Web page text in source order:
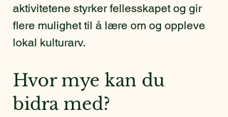
aktivitetene styrker fellesskapet og gir
flere mulighet til å lære om og oppleve
lokal kulturarv.
Hvor mye kan du
bidra med?